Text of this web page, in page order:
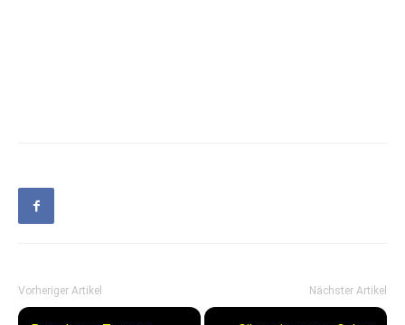
Vorheriger Artikel Nächster Artikel